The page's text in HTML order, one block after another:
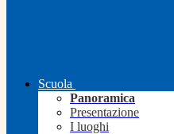
Scuola
Panoramica
Presentazione
I luoghi